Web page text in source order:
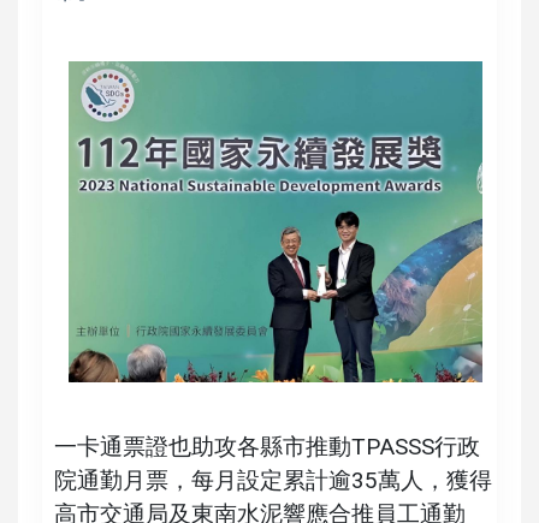
一卡通票證也助攻各縣市推動TPASSS行政
院通勤月票，每月設定累計逾35萬人，獲得
高市交通局及東南水泥響應合推員工通勤